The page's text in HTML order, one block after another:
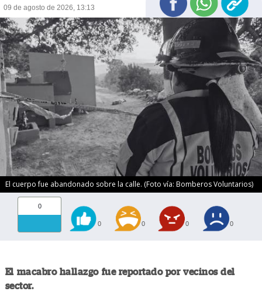
09 de agosto de 2026, 13:13
El cuerpo fue abandonado sobre la calle. (Foto vía: Bomberos Voluntarios)
0
0 0 0 0
El macabro hallazgo fue reportado por vecinos del
sector.